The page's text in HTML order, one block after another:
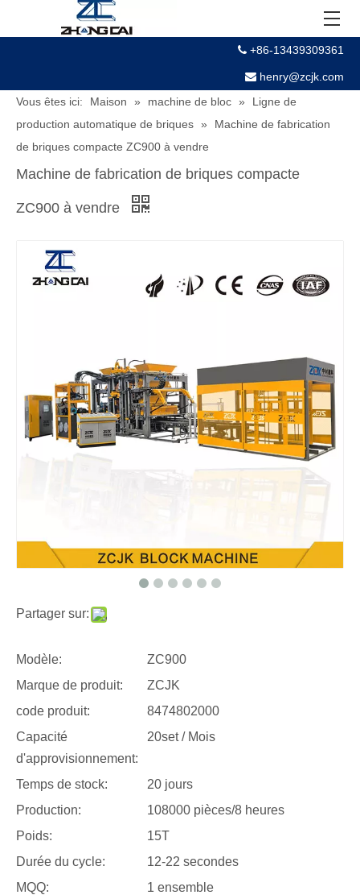
 +86-13439309361
 henry@zcjk.com
Vous êtes ici:
Maison » machine de bloc »
Ligne de
production automatique de briques »
Machine de fabrication
de briques compacte ZC900 à vendre
Machine de fabrication de briques compacte
ZC900 à vendre
Partager sur:
Modèle:
ZC900
Marque de produit:
ZCJK
code produit:
8474802000
Capacité
d'approvisionnement:
20set / Mois
Temps de stock:
20 jours
Production:
108000 pièces/8 heures
Poids:
15T
Durée du cycle:
12-22 secondes
MQQ:
1 ensemble